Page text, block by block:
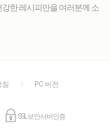
한 레시피만을 여러분께 소
PC 버전
SSL보안서버인증